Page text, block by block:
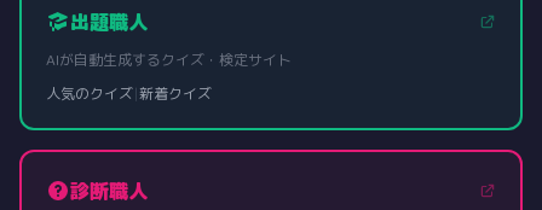
出題職人
AIが自動生成するクイズ・検定サイト
人気のクイズ|新着クイズ
診断職人